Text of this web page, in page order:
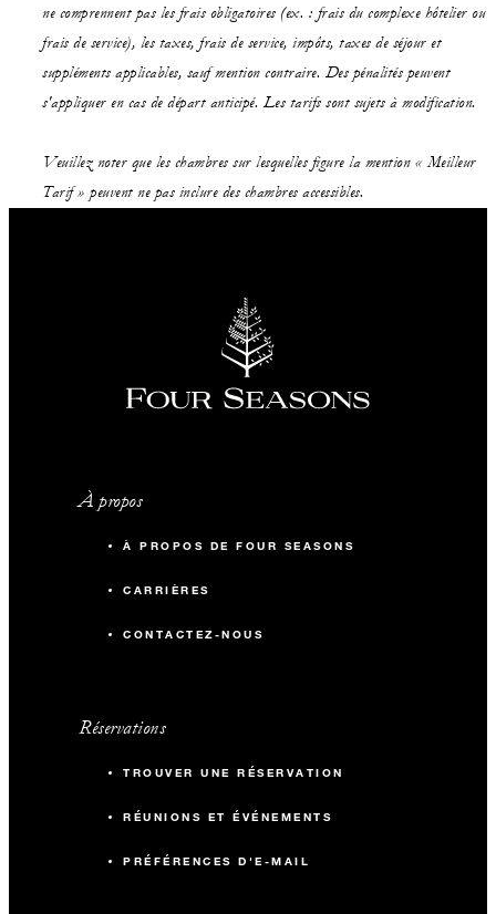
ne comprennent pas les frais obligatoires (ex. : frais du complexe hôtelier ou
frais de service), les taxes, frais de service, impôts, taxes de séjour et
suppléments applicables, sauf mention contraire. Des pénalités peuvent
s'appliquer en cas de départ anticipé. Les tarifs sont sujets à modification.
Veuillez noter que les chambres sur lesquelles figure la mention « Meilleur
Tarif » peuvent ne pas inclure des chambres accessibles.
À propos
À PROPOS DE FOUR SEASONS
CARRIÈRES
CONTACTEZ-NOUS
Réservations
TROUVER UNE RÉSERVATION
RÉUNIONS ET ÉVÉNEMENTS
PRÉFÉRENCES D'E-MAIL